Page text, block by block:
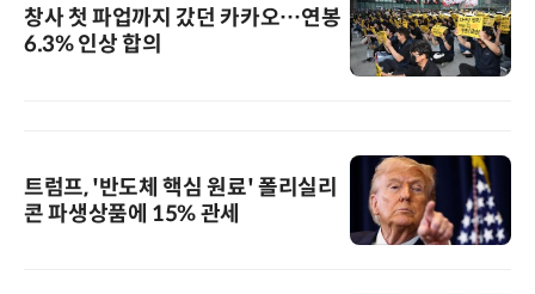
창사 첫 파업까지 갔던 카카오…연봉
6.3% 인상 합의
트럼프, '반도체 핵심 원료' 폴리실리
콘 파생상품에 15% 관세